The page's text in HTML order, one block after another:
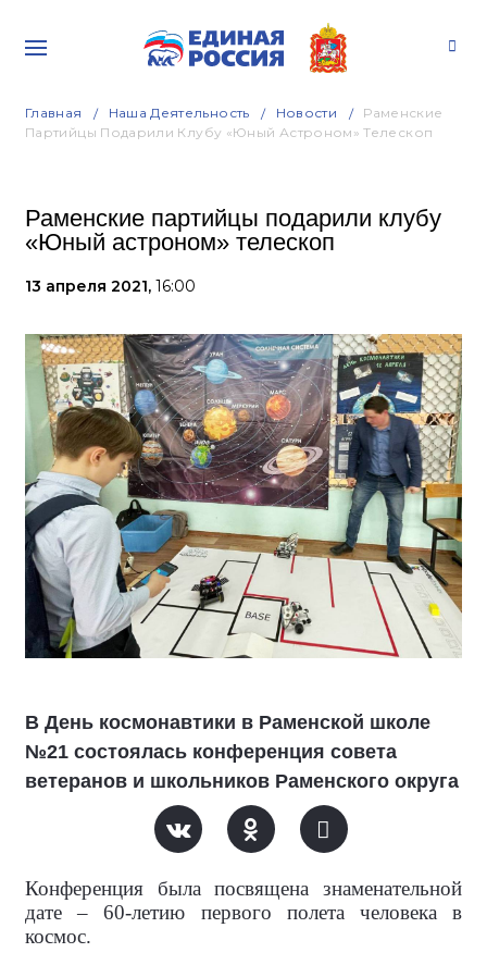
Главная Наша Деятельность Новости
Раменские
Партийцы Подарили Клубу «Юный Астроном» Телескоп
Раменские партийцы подарили клубу
«Юный астроном» телескоп
13 апреля 2021, 16:00
В День космонавтики в Раменской школе
№21 состоялась конференция совета
ветеранов и школьников Раменского округа
Конференция была посвящена знаменательной
дате – 60-летию первого полета человека в
космос.